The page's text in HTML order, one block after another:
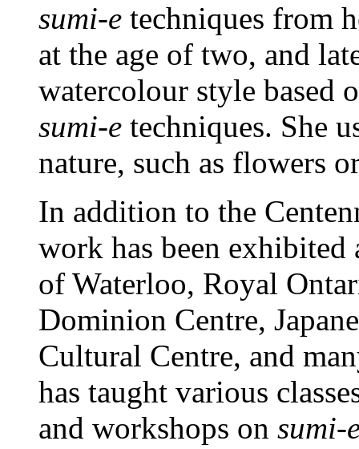
sumi-e techniques from
at the age of two, and
watercolour style based
sumi-e techniques. She
nature, such as flowers
In addition to the
work has been
of Waterloo, Royal
Dominion Centre,
Cultural Centre, and
has taught various
and workshops on sumi-